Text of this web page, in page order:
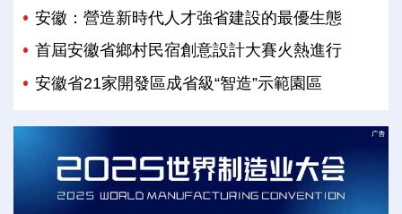
安徽：營造新時代人才強省建設的最優生態
首屆安徽省鄉村民宿創意設計大賽火熱進行
安徽省21家開發區成省級“智造”示範園區